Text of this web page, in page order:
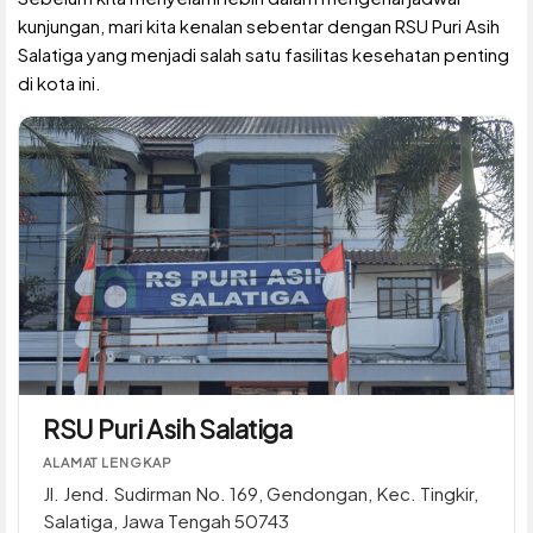
kunjungan, mari kita kenalan sebentar dengan RSU Puri Asih
Salatiga yang menjadi salah satu fasilitas kesehatan penting
di kota ini.
RSU Puri Asih Salatiga
ALAMAT LENGKAP
Jl. Jend. Sudirman No. 169, Gendongan, Kec. Tingkir,
Salatiga, Jawa Tengah 50743